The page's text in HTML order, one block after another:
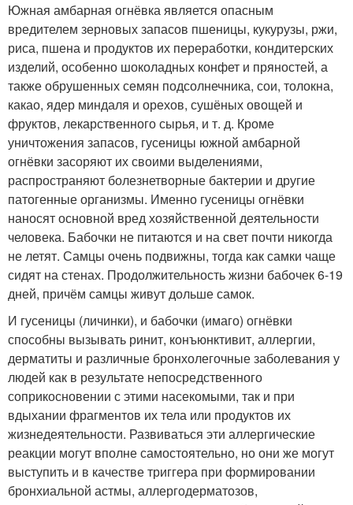
Южная амбарная огнёвка является опасным
вредителем зерновых запасов пшеницы, кукурузы, ржи,
риса, пшена и продуктов их переработки, кондитерских
изделий, особенно шоколадных конфет и пряностей, а
также обрушенных семян подсолнечника, сои, толокна,
какао, ядер миндаля и орехов, сушёных овощей и
фруктов, лекарственного сырья, и т. д. Кроме
уничтожения запасов, гусеницы южной амбарной
огнёвки засоряют их своими выделениями,
распространяют болезнетворные бактерии и другие
патогенные организмы. Именно гусеницы огнёвки
наносят основной вред хозяйственной деятельности
человека. Бабочки не питаются и на свет почти никогда
не летят. Самцы очень подвижны, тогда как самки чаще
сидят на стенах. Продолжительность жизни бабочек 6-19
дней, причём самцы живут дольше самок.
И гусеницы (личинки), и бабочки (имаго) огнёвки
способны вызывать ринит, конъюнктивит, аллергии,
дерматиты и различные бронхолегочные заболевания у
людей как в результате непосредственного
соприкосновении с этими насекомыми, так и при
вдыхании фрагментов их тела или продуктов их
жизнедеятельности. Развиваться эти аллергические
реакции могут вполне самостоятельно, но они же могут
выступить и в качестве триггера при формировании
бронхиальной астмы, аллергодерматозов,